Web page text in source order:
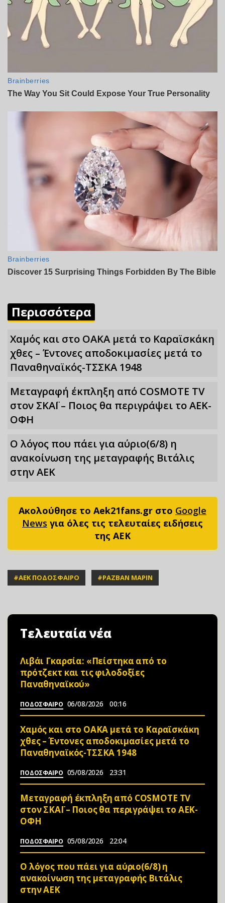
Περισσότερα
Χαμός και στο ΟΑΚΑ μετά το Καραϊσκάκη
χθες – Έντονες αποδοκιμασίες μετά το
Παναθηναϊκός-ΤΣΣΚΑ 1948
Μεταγραφή έκπληξη από COSMOTE TV
στον ΣΚΑΪ – Ποιος θα περιγράψει το ΑΕΚ-
ΟΦΗ
Ο λόγος που πάει για αύριο(6/8) η
ανακοίνωση της μεταγραφής Βιτάλις
στην ΑΕΚ
Ακολούθησε το Aek21fans.gr στο Google
News για όλες τις τελευταίες ειδήσεις
της ΑΕΚ
#ΑΕΚ ΠΟΔΟΣΦΑΙΡΟ #ΡΑΖΒΑΝ ΜΑΡΙΝ
Τελευταία νέα
Λιβάι Γκαρσία: «Πείστηκα από το
πρότζεκτ και τις φιλοδοξίες
Παναθηναϊκού»
ΠΟΔΟΣΦΑΙΡΟ 06/08/2026 00:16
Χαμός και στο ΟΑΚΑ μετά το Καραϊσκάκη
χθες – Έντονες αποδοκιμασίες μετά το
Παναθηναϊκός-ΤΣΣΚΑ 1948
ΠΟΔΟΣΦΑΙΡΟ 05/08/2026 23:31
Μεταγραφή έκπληξη από COSMOTE TV
στον ΣΚΑΪ – Ποιος θα περιγράψει το ΑΕΚ-
ΟΦΗ
ΠΟΔΟΣΦΑΙΡΟ 05/08/2026 22:04
Ο λόγος που πάει για αύριο(6/8) η
ανακοίνωση της μεταγραφής Βιτάλις
στην ΑΕΚ